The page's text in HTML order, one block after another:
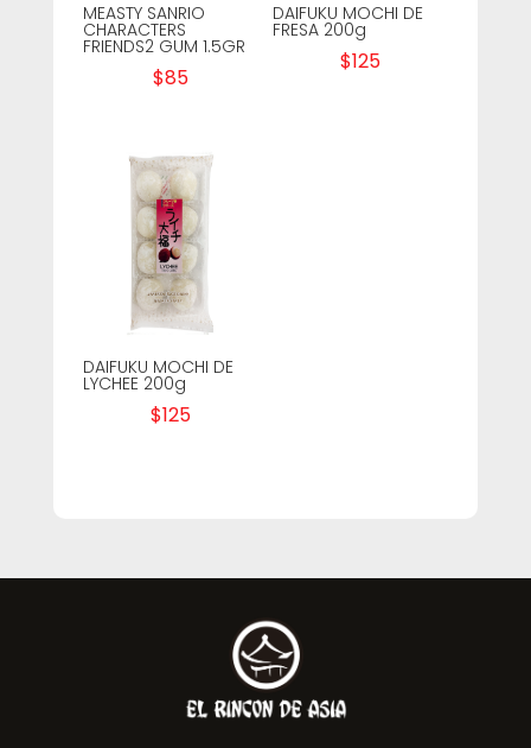
MEASTY SANRIO
CHARACTERS
FRIENDS2 GUM 1.5GR
$85
DAIFUKU MOCHI DE
FRESA 200g
$125
DAIFUKU MOCHI DE
LYCHEE 200g
$125